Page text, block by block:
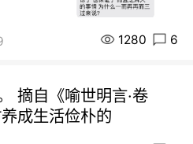
1280 6
摘自《喻世明言·卷
成生活俭朴的